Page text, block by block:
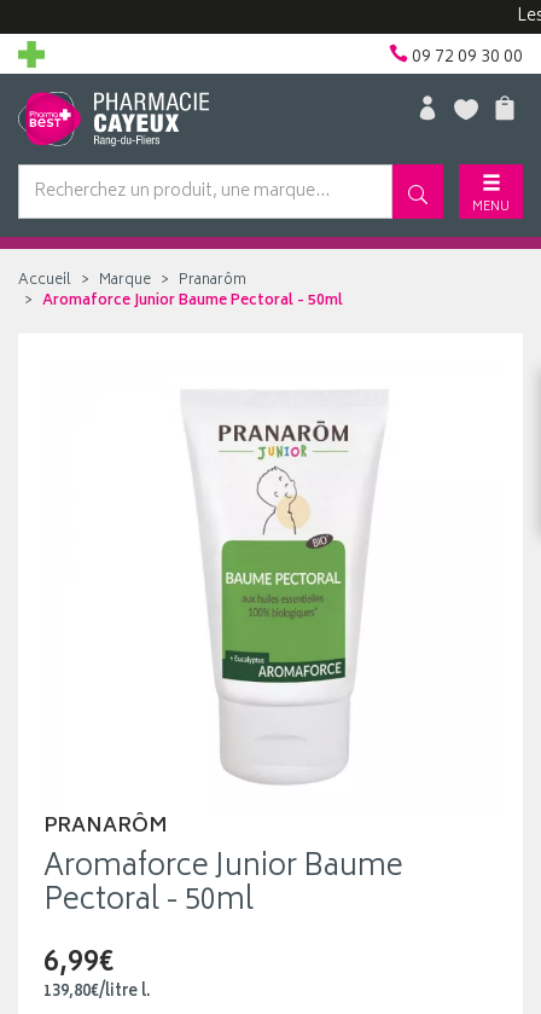
Les
09 72 09 30 00
MENU
Accueil Marque
Pranarôm
Aromaforce Junior Baume Pectoral - 50ml
PRANARÔM
Aromaforce Junior Baume
Pectoral - 50ml
6,99€
139,80€/litrel.